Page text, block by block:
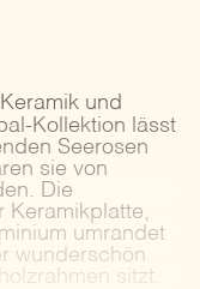
und
Kollektion lässt
Seerosen
sie von
Die
Keramikplatte,
umrandet
wunderschön
sitzt.